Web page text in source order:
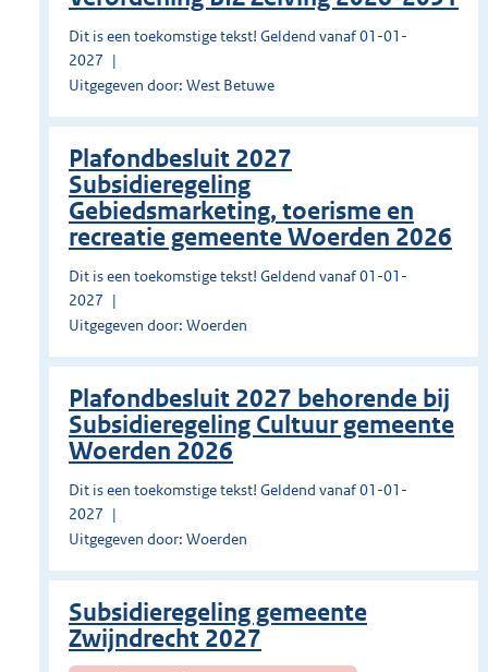
Dit is een toekomstige tekst! Geldend vanaf 01-01-
2027
Uitgegeven door: West Betuwe
Plafondbesluit 2027
Subsidieregeling
Gebiedsmarketing, toerisme en
recreatie gemeente Woerden 2026
Dit is een toekomstige tekst! Geldend vanaf 01-01-
2027
Uitgegeven door: Woerden
Plafondbesluit 2027 behorende bij
Subsidieregeling Cultuur gemeente
Woerden 2026
Dit is een toekomstige tekst! Geldend vanaf 01-01-
2027
Uitgegeven door: Woerden
Subsidieregeling gemeente
Zwijndrecht 2027